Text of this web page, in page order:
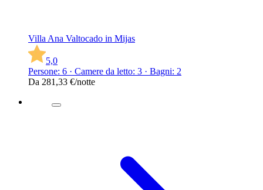
Villa Ana Valtocado in Mijas
5,0
Persone: 6 · Camere da letto: 3 · Bagni: 2
Da 281,33 €/notte